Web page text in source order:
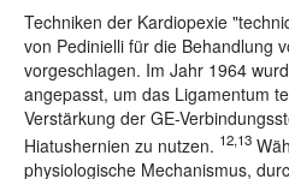
Techniken der Kardiopexie
von Pedinielli für die Behandlung
vorgeschlagen. Im Jahr 1964
angepasst, um das Ligamentum
Verstärkung der GE-
Hiatushernien zu nutzen. 12,13
physiologische Mechanismus,